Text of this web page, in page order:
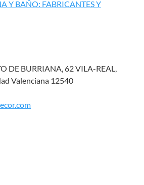
Y BAÑO: FABRICANTES Y
DE BURRIANA, 62 VILA-REAL,
Valenciana 12540